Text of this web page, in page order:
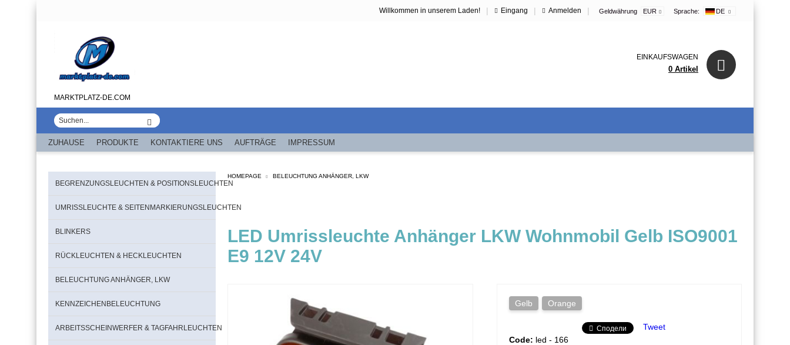
Willkommen in unserem Laden! | Eingang | Anmelden | Geldwährung EUR Sprache: DE
MARKTPLATZ-DE.COM
EINKAUFSWAGEN
0 Artikel
ZUHAUSE PRODUKTE KONTAKTIERE UNS AUFTRÄGE IMPRESSUM
BEGRENZUNGSLEUCHTEN & POSITIONSLEUCHTEN
UMRISSLEUCHTE & SEITENMARKIERUNGSLEUCHTEN
BLINKERS
RÜCKLEUCHTEN & HECKLEUCHTEN
BELEUCHTUNG ANHÄNGER, LKW
KENNZEICHENBELEUCHTUNG
ARBEITSSCHEINWERFER & TAGFAHRLEUCHTEN
HOMEPAGE BELEUCHTUNG ANHÄNGER, LKW
LED Umrissleuchte Anhänger LKW Wohnmobil Gelb ISO9001
E9 12V 24V
Gelb Orange
Сподели
Tweet
Code: led - 166